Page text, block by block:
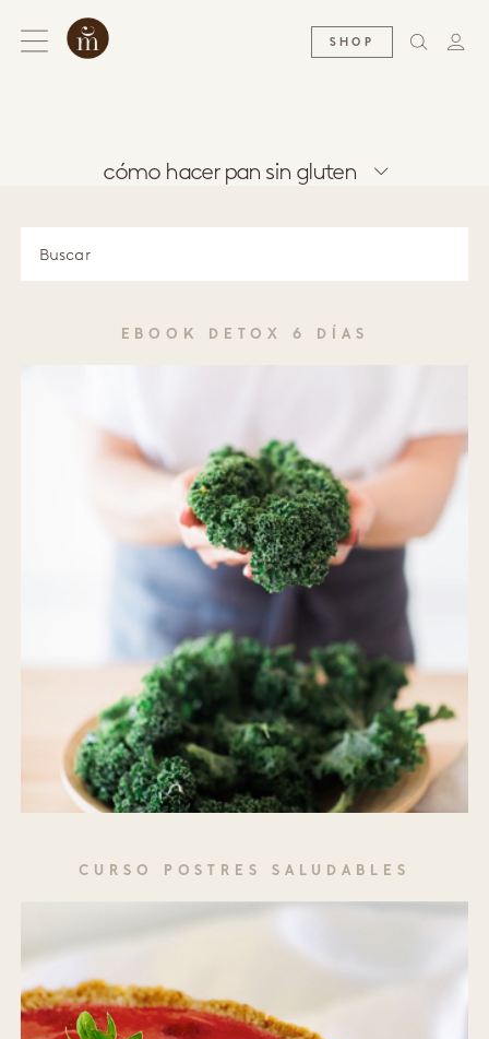
SHOP
cómo hacer pan sin gluten
EBOOK DETOX 6 DÍAS
CURSO POSTRES SALUDABLES